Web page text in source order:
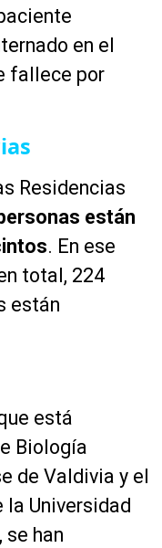
en el
fallece por
Residencias
están
. En ese
total, 224
están
está
Biología
de Valdivia y el
Universidad
se han